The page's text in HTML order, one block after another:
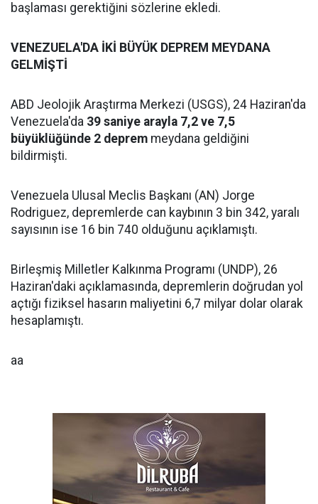
başlaması gerektiğini sözlerine ekledi.
VENEZUELA'DA İKİ BÜYÜK DEPREM MEYDANA
GELMİŞTİ
ABD Jeolojik Araştırma Merkezi (USGS), 24 Haziran'da
Venezuela'da 39 saniye arayla 7,2 ve 7,5
büyüklüğünde 2 deprem meydana geldiğini
bildirmişti.
Venezuela Ulusal Meclis Başkanı (AN) Jorge
Rodriguez, depremlerde can kaybının 3 bin 342, yaralı
sayısının ise 16 bin 740 olduğunu açıklamıştı.
Birleşmiş Milletler Kalkınma Programı (UNDP), 26
Haziran'daki açıklamasında, depremlerin doğrudan yol
açtığı fiziksel hasarın maliyetini 6,7 milyar dolar olarak
hesaplamıştı.
aa